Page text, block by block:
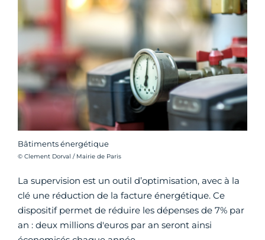
Bâtiments énergétique
Crédit photo :
© Clement Dorval / Mairie de Paris
La supervision est un outil d’optimisation, avec à la
clé une réduction de la facture énergétique. Ce
dispositif permet de réduire les dépenses de 7% par
an : deux millions d'euros par an seront ainsi